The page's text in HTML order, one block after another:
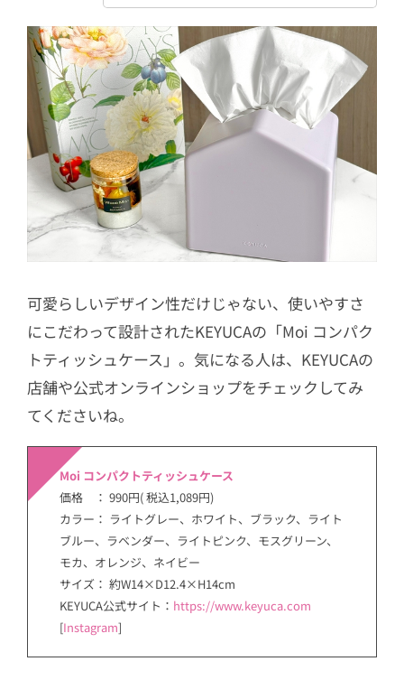
可愛らしいデザイン性だけじゃない、使いやすさ
にこだわって設計されたKEYUCAの「Moi コンパク
トティッシュケース」。気になる人は、KEYUCAの
店舗や公式オンラインショップをチェックしてみ
てくださいね。
Moi コンパクトティッシュケース
価格 ： 990円( 税込1,089円)
カラー： ライトグレー、ホワイト、ブラック、ライト
ブルー、ラベンダー、ライトピンク、モスグリーン、
モカ、オレンジ、ネイビー
サイズ： 約W14×D12.4×H14cm
KEYUCA公式サイト： https://www.keyuca.com
[Instagram]